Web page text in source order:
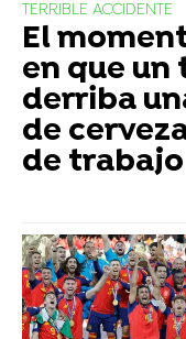
TERRIBLE ACCIDENTE
El
en que
derriba
de
de trabajo